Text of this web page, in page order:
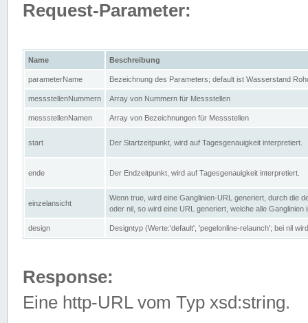
Request-Parameter:
Name Beschreibung
parameterName Bezeichnung des Parameters; default ist Wasserstand
messstellenNummern Array von Nummern für Messstellen
messstellenNamen Array von Bezeichnungen für Messstellen
start Der Startzeitpunkt, wird auf Tagesgenauigkeit interpretiert.
ende Der Endzeitpunkt, wird auf Tagesgenauigkeit interpretiert.
einzelansicht
Wenn true, wird eine Ganglinien-URL generiert, durch die
oder nil, so wird eine URL generiert, welche alle Ganglinien
design Designtyp (Werte:'default', 'pegelonline-relaunch'; bei nil
Response:
Eine http-URL vom Typ xsd:string.